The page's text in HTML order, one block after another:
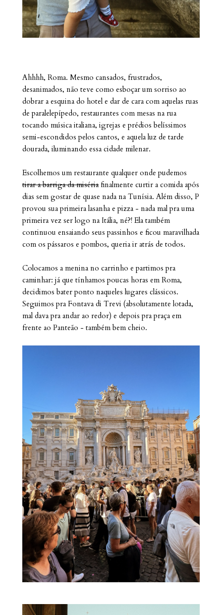
Ahhhh, Roma. Mesmo cansados, frustrados,
desanimados, não teve como esboçar um sorriso ao
dobrar a esquina do hotel e dar de cara com aquelas ruas
de paralelepípedo, restaurantes com mesas na rua
tocando música italiana, igrejas e prédios belíssimos
semi-escondidos pelos cantos, e aquela luz de tarde
dourada, iluminando essa cidade milenar.
Escolhemos um restaurante qualquer onde pudemos
tirar a barriga da miséria finalmente curtir a comida após
dias sem gostar de quase nada na Tunísia. Além disso, P
provou sua primeira lasanha e pizza - nada mal pra uma
primeira vez ser logo na Itália, né?! Ela também
continuou ensaiando seus passinhos e ficou maravilhada
com os pássaros e pombos, queria ir atrás de todos.
Colocamos a menina no carrinho e partimos pra
caminhar: já que tínhamos poucas horas em Roma,
decidimos bater ponto naqueles lugares clássicos.
Seguimos pra Fontava di Trevi (absolutamente lotada,
mal dava pra andar ao redor) e depois pra praça em
frente ao Panteão - também bem cheio.